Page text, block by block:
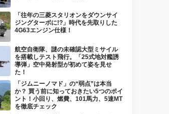
「往年の三菱スタリオンをダウンサイ
ジングターボに!?」時代を先取りした
4G63エンジン仕様！
航空自衛隊、謎の未確認大型ミサイル
を搭載しテスト飛行。「25式地対艦誘
導弾」空中発射型が初めて姿を見せ
た！
「ジムニーノマド」の“弱点”は本当
か？ 買う前に知っておきたい5つのポイ
ント！小回り、燃費、101馬力、5速MT
を徹底チェック